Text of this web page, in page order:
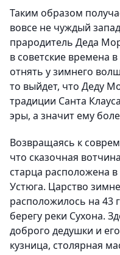
Таким образом
вовсе не чуждый
прародитель Деда
в советские времена
отнять у зимнего
то выйдет, что Деду
традиции Санта
эры, а значит ему
Возвращаясь к
что сказочная
старца расположена
Устюга. Царство
расположилось на 43
берегу реки Сухона.
доброго дедушки и
кузница, столярная